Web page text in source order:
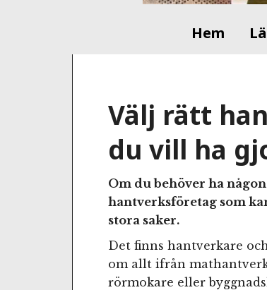
Hem
Välj rätt
du vill ha
Om du behöver ha
hantverksföretag som
stora saker.
Det finns hantverkare
om allt ifrån
rörmokare eller